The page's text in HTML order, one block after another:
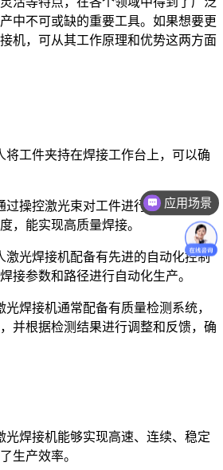
中不可或缺的重要工具。如果想要更
机，可从其工作原理和优势这两方面
将工件夹持在焊接工作台上，可以确
过操控激光束对工件进行焊接，激光
，能实现高质量焊接。
激光焊接机配备有先进的自动化控制
接参数和路径进行自动化生产。
焊接机通常配备有质量检测系统，
并根据检测结果进行调整和反馈，确
光焊接机能够实现高速、连续、稳定
生产效率。
应用场景